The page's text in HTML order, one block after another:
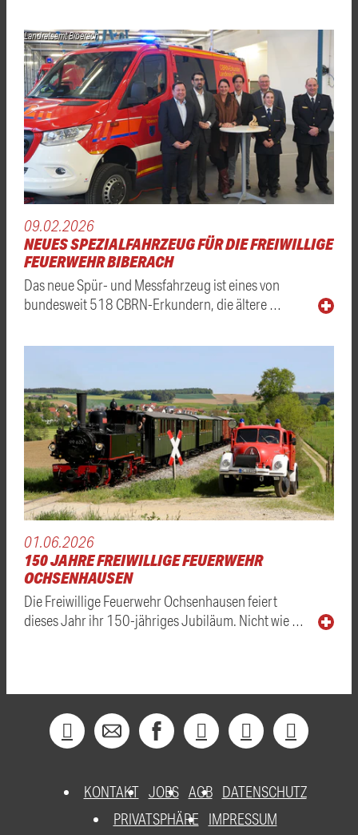
Landratsamt Biberach
09.02.2026
NEUES SPEZIALFAHRZEUG FÜR DIE FREIWILLIGE
FEUERWEHR BIBERACH
Das neue Spür- und Messfahrzeug ist eines von
bundesweit 518 CBRN-Erkundern, die ältere …
01.06.2026
150 JAHRE FREIWILLIGE FEUERWEHR
OCHSENHAUSEN
Die Freiwillige Feuerwehr Ochsenhausen feiert
dieses Jahr ihr 150-jähriges Jubiläum. Nicht wie …
KONTAKT JOBS AGB DATENSCHUTZ
PRIVATSPHÄRE
IMPRESSUM